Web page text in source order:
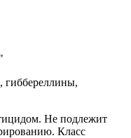
гиббереллины,
Не подлежит
Класс